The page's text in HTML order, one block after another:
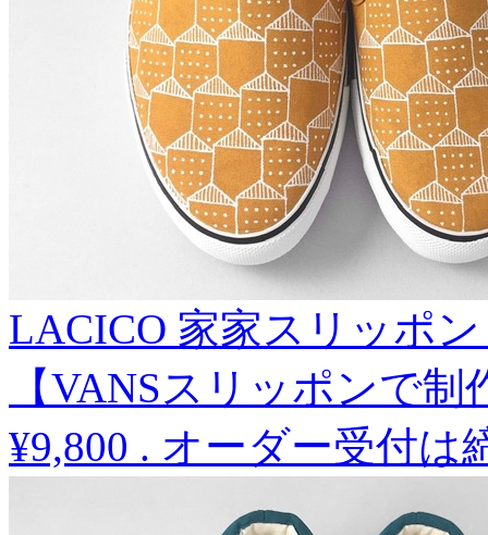
LACICO 家家スリッポ
【VANSスリッポンで制
¥9,800 . オーダー受付は